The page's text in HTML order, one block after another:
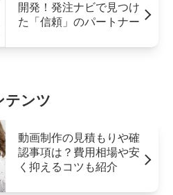
開発！発注ナビで見つけ
た「信頼」のパートナー
テンツ
動画制作の見積もりや確
認事項は？費用相場や安
く抑えるコツも紹介